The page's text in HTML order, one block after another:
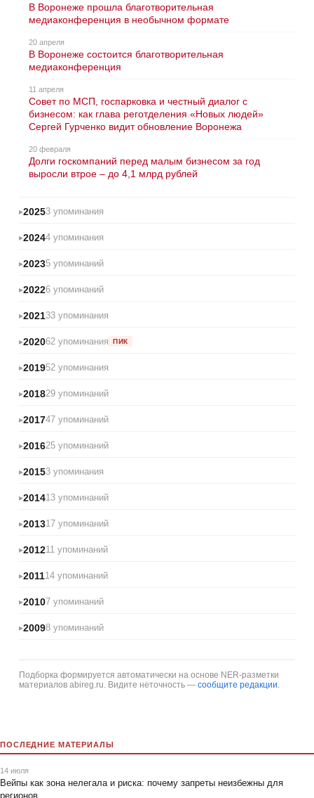
В Воронеже прошла благотворительная
медиаконференция в необычном формате
20 апреля
В Воронеже состоится благотворительная
медиаконференция
11 апреля
Совет по МСП, госпарковка и честный диалог с
бизнесом: как глава реготделения «Новых людей»
Сергей Гурченко видит обновление Воронежа
20 февраля
Долги госкомпаний перед малым бизнесом за год
выросли втрое – до 4,1 млрд рублей
20253 упоминания
20244 упоминания
20235 упоминаний
20226 упоминаний
202133 упоминания
202062 упоминания ПИК
201952 упоминания
201829 упоминаний
201747 упоминаний
201625 упоминаний
20153 упоминания
201413 упоминаний
201317 упоминаний
201211 упоминаний
201114 упоминаний
20107 упоминаний
20098 упоминаний
Подборка формируется автоматически на основе NER-разметки
материалов abireg.ru. Видите неточность — сообщите редакции
ПОСЛЕДНИЕ МАТЕРИАЛЫ
14 июля
Вейпы как зона нелегала и риска: почему запреты неизбежны для
регионов